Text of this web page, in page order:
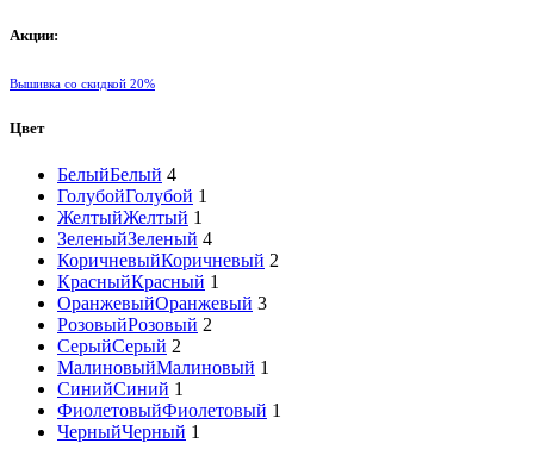
Акции:
Вышивка со скидкой 20%
Цвет
БелыйБелый 4
ГолубойГолубой 1
ЖелтыйЖелтый 1
ЗеленыйЗеленый 4
КоричневыйКоричневый 2
КрасныйКрасный 1
ОранжевыйОранжевый 3
РозовыйРозовый 2
СерыйСерый 2
МалиновыйМалиновый 1
СинийСиний 1
ФиолетовыйФиолетовый 1
ЧерныйЧерный 1